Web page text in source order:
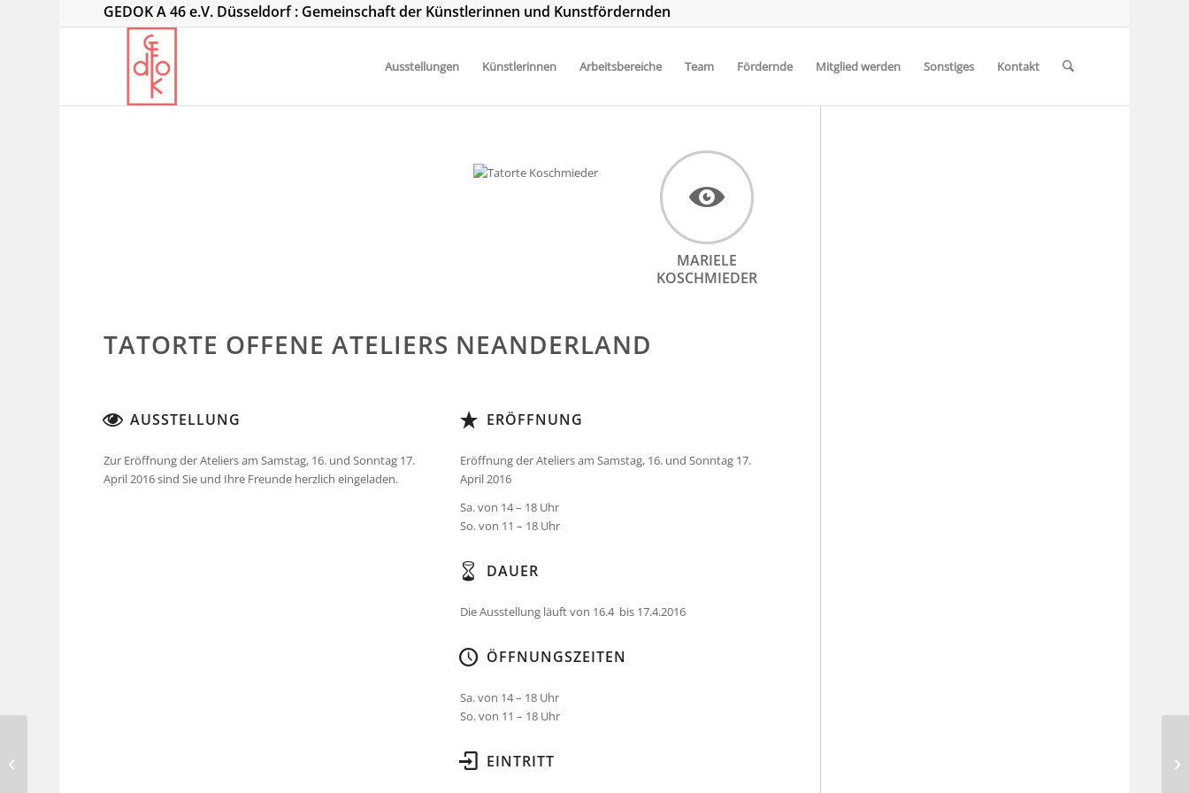
GEDOK A 46 e.V. Düsseldorf : Gemeinschaft der Künstlerinnen und Kunstfördernden
Ausstellungen Künstlerinnen Arbeitsbereiche Team Fördernde Mitglied werden Sonstiges Kontakt
MARIELE
KOSCHMIEDER
TATORTE OFFENE ATELIERS NEANDERLAND
AUSSTELLUNG
Zur Eröffnung der Ateliers am Samstag, 16. und Sonntag 17.
April 2016 sind Sie und Ihre Freunde herzlich eingeladen.
ERÖFFNUNG
Eröffnung der Ateliers am Samstag, 16. und Sonntag 17.
April 2016
Sa. von 14 – 18 Uhr
So. von 11 – 18 Uhr
DAUER
Die Ausstellung läuft von 16.4 bis 17.4.2016
ÖFFNUNGSZEITEN
Sa. von 14 – 18 Uhr
So. von 11 – 18 Uhr
EINTRITT